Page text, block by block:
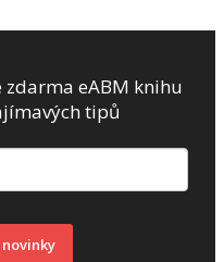
zdarma eABM knihu
tipů